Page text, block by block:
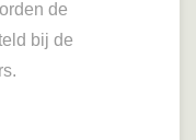
de
bij de